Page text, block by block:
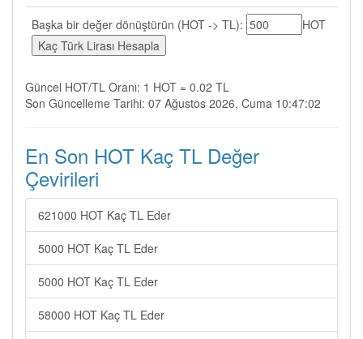
Başka bir değer dönüştürün (HOT -> TL):
HOT
Güncel HOT/TL Oranı: 1 HOT = 0.02 TL
Son Güncelleme Tarihi: 07 Ağustos 2026, Cuma 10:47:02
En Son HOT Kaç TL Değer
Çevirileri
621000 HOT Kaç TL Eder
5000 HOT Kaç TL Eder
5000 HOT Kaç TL Eder
58000 HOT Kaç TL Eder